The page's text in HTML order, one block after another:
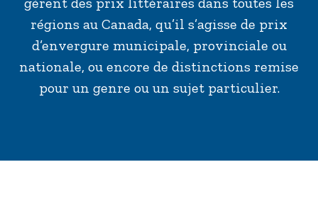
régions au Canada, qu’il s’agisse de prix
d’envergure municipale, provinciale ou
nationale, ou encore de distinctions remise
pour un genre ou un sujet particulier.